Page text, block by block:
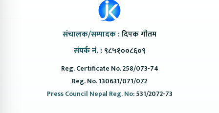
संचालक/सम्पादक :दिपक गौतम
संपर्क नं. : ९८५१००८६०९
Reg. Certificate No. 258/073-74
Reg. No. 130631/071/072
Press Council Nepal Reg. No:531/2072-73